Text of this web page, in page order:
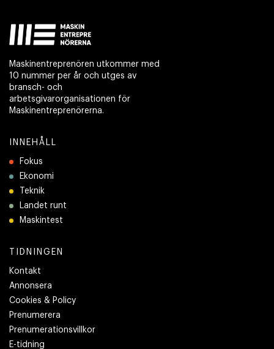
Maskinentreprenören utkommer med
10 nummer per år och utges av
bransch- och
arbetsgivarorganisationen för
Maskinentreprenörerna.
INNEHÅLL
Fokus
Ekonomi
Teknik
Landet runt
Maskintest
TIDNINGEN
Kontakt
Annonsera
Cookies & Policy
Prenumerera
Prenumerationsvillkor
E-tidning